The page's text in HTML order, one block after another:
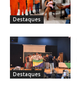
Destaques
Destaques